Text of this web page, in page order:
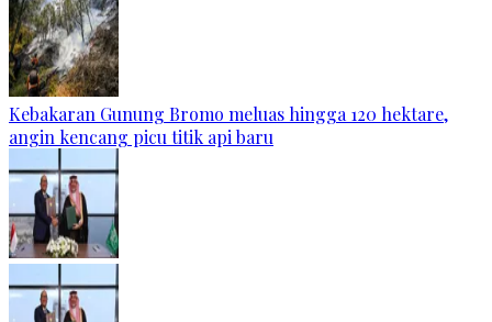
Kebakaran Gunung Bromo meluas hingga 120 hektare,
angin kencang picu titik api baru